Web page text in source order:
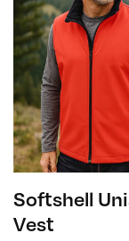
Softshell
Vest